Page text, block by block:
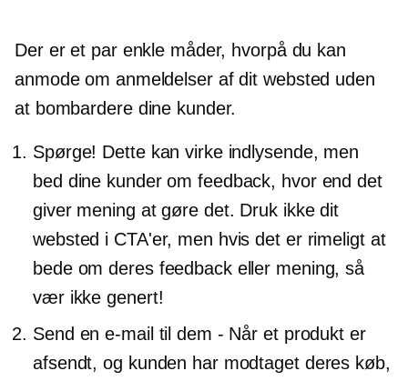
Der er et par enkle måder, hvorpå du kan
anmode om anmeldelser af dit websted uden
at bombardere dine kunder.
Spørge! Dette kan virke indlysende, men
bed dine kunder om feedback, hvor end det
giver mening at gøre det. Druk ikke dit
websted i CTA'er, men hvis det er rimeligt at
bede om deres feedback eller mening, så
vær ikke genert!
Send en e-mail til dem - Når et produkt er
afsendt, og kunden har modtaget deres køb,